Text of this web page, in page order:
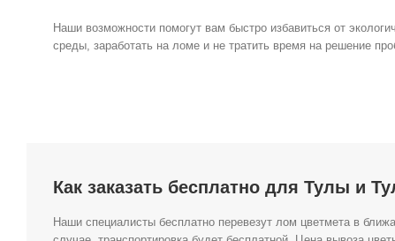
Наши возможности помогут вам быстро избавиться от
среды, заработать на ломе и не тратить время на решение
Как заказать бесплатно для Тулы и
Наши специалисты бесплатно перевезут лом цветмета в